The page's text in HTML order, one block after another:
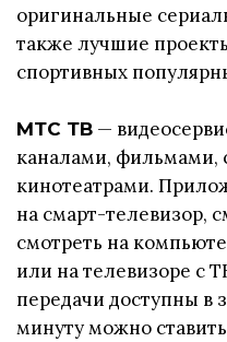
оригинальные
также лучшие
спортивных
МТС ТВ —
каналами, фильмами,
кинотеатрами.
на смарт-телевизор,
смотреть на
или на телевизоре с
передачи доступны в
минуту можно